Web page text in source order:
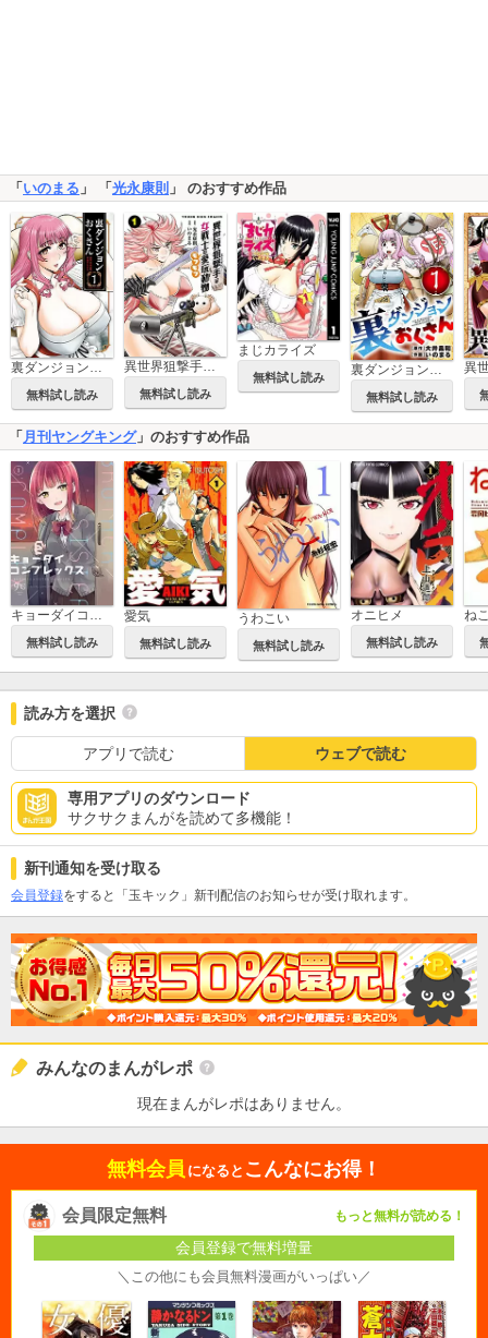
「いのまる 」 「光永康則 」 のおすすめ作品
無料試し読み 無料試し読み
まじカライズ
無料試し読み
無料試し読み
「月刊ヤングキング」のおすすめ作品
無料試し読み
愛気
無料試し読み
うわこい
無料試し読み
オニヒメ
無料試し読み
ね
読み方を選択
アプリで読む ウェブで読む
専用アプリのダウンロード
サクサクまんがを読めて多機能！
新刊通知を受け取る
会員登録をすると「玉キック」新刊配信のお知らせが受け取れます。
みんなのまんがレポ
現在まんがレポはありません。
無料会員 になると こんなにお得！
会員限定無料 もっと無料が読める！
会員登録で無料増量
＼この他にも会員無料漫画がいっぱい／